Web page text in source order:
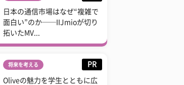
日本の通信市場はなぜ“複雑で
面白い”のか──IIJmioが切り
拓いたMV...
将来を考える PR
Oliveの魅力を学生とともに広